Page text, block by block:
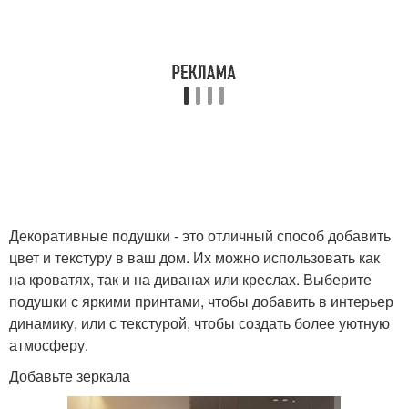
Декоративные подушки - это отличный способ добавить
цвет и текстуру в ваш дом. Их можно использовать как
на кроватях, так и на диванах или креслах. Выберите
подушки с яркими принтами, чтобы добавить в интерьер
динамику, или с текстурой, чтобы создать более уютную
атмосферу.
Добавьте зеркала